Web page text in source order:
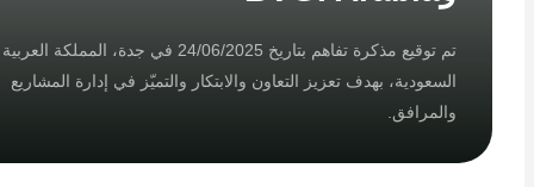
تم توقيع مذكرة تفاهم بتاريخ 24/06/2025 في جدة، المملكة العربية
السعودية، بهدف تعزيز التعاون والابتكار والتميّز في إدارة المشاريع